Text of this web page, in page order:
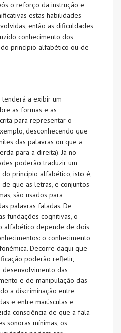
o reforço da instrução e
estas habilidades
então as dificuldades
conhecimento dos
princípio alfabético ou de
a exibir um
as formas e as
para representar o
desconhecendo que
das palavras ou que a
para a direita). Já no
poderão traduzir um
princípio alfabético, isto é,
que as letras, e conjuntos
são usados para
palavras faladas. De
fundações cognitivas, o
alfabético depende de dois
o conhecimento
Decorre daqui que
poderão refletir,
das
e de manipulação das
a discriminação entre
e entre maiúsculas e
consciência de que a fala
sonoras mínimas, os